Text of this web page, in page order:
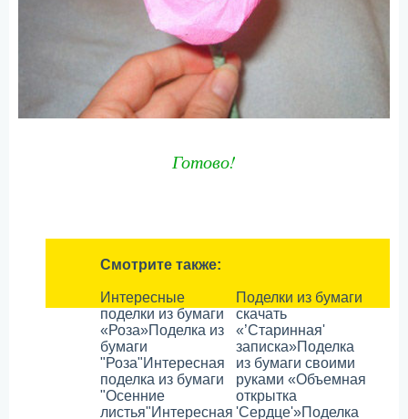
Готово!
Смотрите также:
Интересные
поделки из бумаги
«Роза»Поделка из
бумаги
"Роза"Интересная
поделка из бумаги
"Осенние
листья"Интересная
Поделки из бумаги
скачать
«’Старинная'
записка»Поделка
из бумаги своими
руками «Объемная
открытка
'Сердце'»Поделка